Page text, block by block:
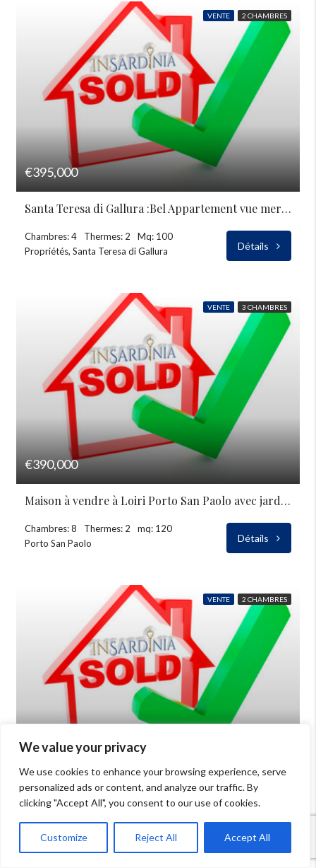
We value your privacy
We use cookies to enhance your browsing experience, serve
personalized ads or content, and analyze our traffic. By
clicking "Accept All", you consent to our use of cookies.
Customize Reject All Accept All
VENTE 2 CHAMBRES
€395,000
Santa Teresa di Gallura :Bel Appartement vue mer à vendre
Chambres: 4 Thermes: 2
Mq: 100
Propriétés, Santa Teresa di Gallura
Détails
VENTE 3 CHAMBRES
€390,000
Maison à vendre à Loiri Porto San Paolo avec jardin privé
Chambres: 8 Thermes: 2
mq: 120
Porto San Paolo
Détails
VENTE 2 CHAMBRES
€380,000
Villa vue mer à vendre à Palau
Chambres: 6 Thermes: 2
mq: 80
Palau